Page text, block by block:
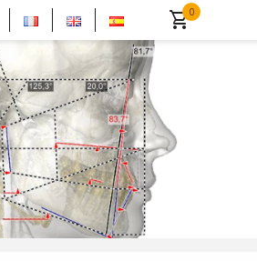
shopping_cart0